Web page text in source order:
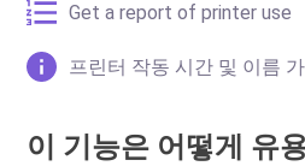
Get a report of printer use
프린터 작동 시간 및 이름 가
이 기능은 어떻게 유